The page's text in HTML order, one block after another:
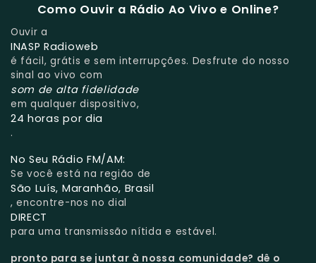
Como Ouvir a Rádio Ao Vivo e Online?
Ouvir a
INASP Radioweb
é fácil, grátis e sem interrupções. Desfrute do nosso
sinal ao vivo com
som de alta fidelidade
em qualquer dispositivo,
24 horas por dia
.
No Seu Rádio FM/AM:
Se você está na região de
São Luís, Maranhão, Brasil
, encontre-nos no dial
DIRECT
para uma transmissão nítida e estável.
pronto para se juntar à nossa comunidade? dê o